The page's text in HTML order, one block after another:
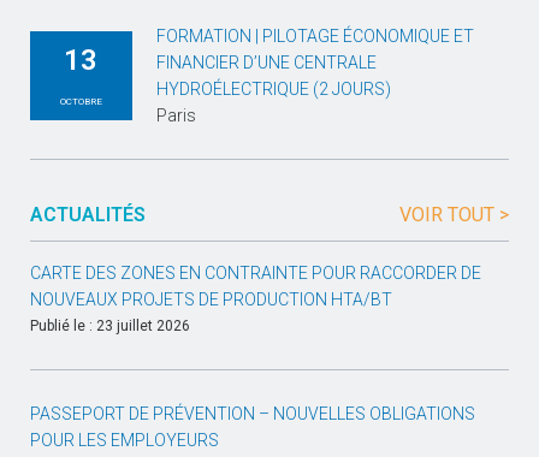
13
OCTOBRE
FORMATION | PILOTAGE ÉCONOMIQUE ET
FINANCIER D’UNE CENTRALE
HYDROÉLECTRIQUE (2 JOURS)
Paris
ACTUALITÉS VOIR TOUT >
CARTE DES ZONES EN CONTRAINTE POUR RACCORDER DE
NOUVEAUX PROJETS DE PRODUCTION HTA/BT
Publié le : 23 juillet 2026
PASSEPORT DE PRÉVENTION – NOUVELLES OBLIGATIONS
POUR LES EMPLOYEURS